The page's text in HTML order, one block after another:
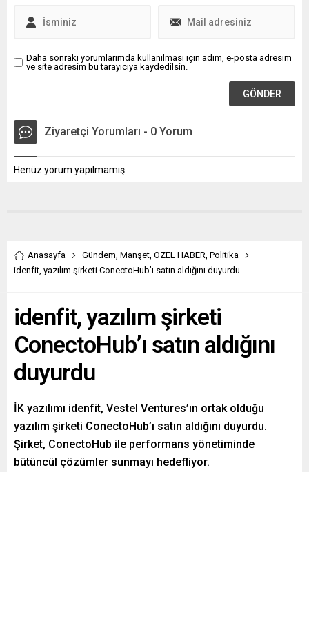
Daha sonraki yorumlarımda kullanılması için adım, e-posta adresim
ve site adresim bu tarayıcıya kaydedilsin.
Ziyaretçi Yorumları - 0 Yorum
Henüz yorum yapılmamış.
Anasayfa Gündem, Manşet, ÖZEL HABER, Politika
idenfit, yazılım şirketi ConectoHub’ı satın aldığını duyurdu
idenfit, yazılım şirketi
ConectoHub’ı satın aldığını
duyurdu
İK yazılımı idenfit, Vestel Ventures’ın ortak olduğu
yazılım şirketi ConectoHub’ı satın aldığını duyurdu.
Şirket, ConectoHub ile performans yönetiminde
bütüncül çözümler sunmayı hedefliyor.